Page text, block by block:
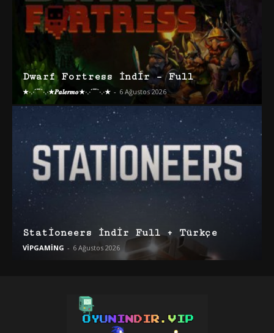
Dwarf Fortress İndir – Full
★·.·´¯`·.·★𝑷𝒂𝒍𝒆𝒓𝒎𝒐★·.·´¯`·.·★ - 6 Ağustos 2026
Stationeers İndir Full + Türkçe
VİPGAMİNG - 6 Ağustos 2026